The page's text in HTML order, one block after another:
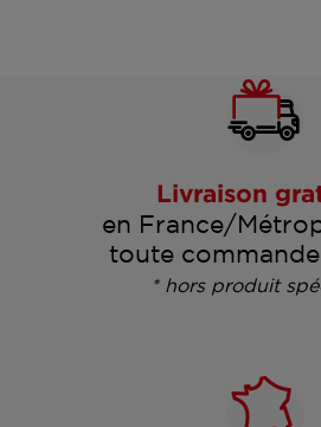
(2 avis)
Livraison
en France/
toute
* hors produit